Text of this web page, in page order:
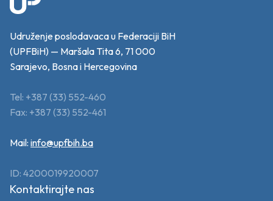
Udruženje poslodavaca u Federaciji BiH
(UPFBiH) — Maršala Tita 6, 71 000
Sarajevo, Bosna i Hercegovina
Tel: +387 (33) 552-460
Fax: +387 (33) 552-461
Mail: info@upfbih.ba
ID: 4200019920007
Kontaktirajte nas